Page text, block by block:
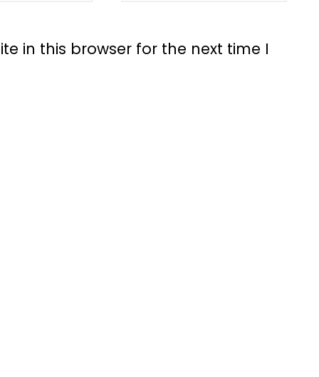
in this browser for the next time I